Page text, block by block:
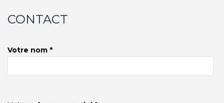
CONTACT
Votre nom *